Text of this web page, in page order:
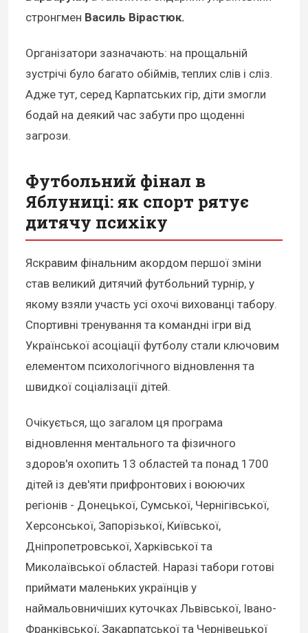
стронгмен Василь Вірастюк.
Організатори зазначають: на прощальній
зустрічі було багато обіймів, теплих слів і сліз.
Адже тут, серед Карпатських гір, діти змогли
бодай на деякий час забути про щоденні
загрози.
Футбольний фінал в
Яблуниці: як спорт рятує
дитячу психіку
Яскравим фінальним акордом першої зміни
став великий дитячий футбольний турнір, у
якому взяли участь усі охочі вихованці табору.
Спортивні тренування та командні ігри від
Української асоціації футболу стали ключовим
елементом психологічного відновлення та
швидкої соціалізації дітей.
Очікується, що загалом ця програма
відновлення ментального та фізичного
здоров'я охопить 13 областей та понад 1700
дітей із дев'яти прифронтових і воюючих
регіонів - Донецької, Сумської, Чернігівської,
Херсонської, Запорізької, Київської,
Дніпропетровської, Харківської та
Миколаївської областей. Наразі табори готові
приймати маленьких українців у
наймальовничіших куточках Львівської, Івано-
Франківської, Закарпатської та Чернівецької